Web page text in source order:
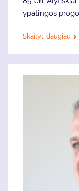
ypa­tin­gos
Skaityti daugiau